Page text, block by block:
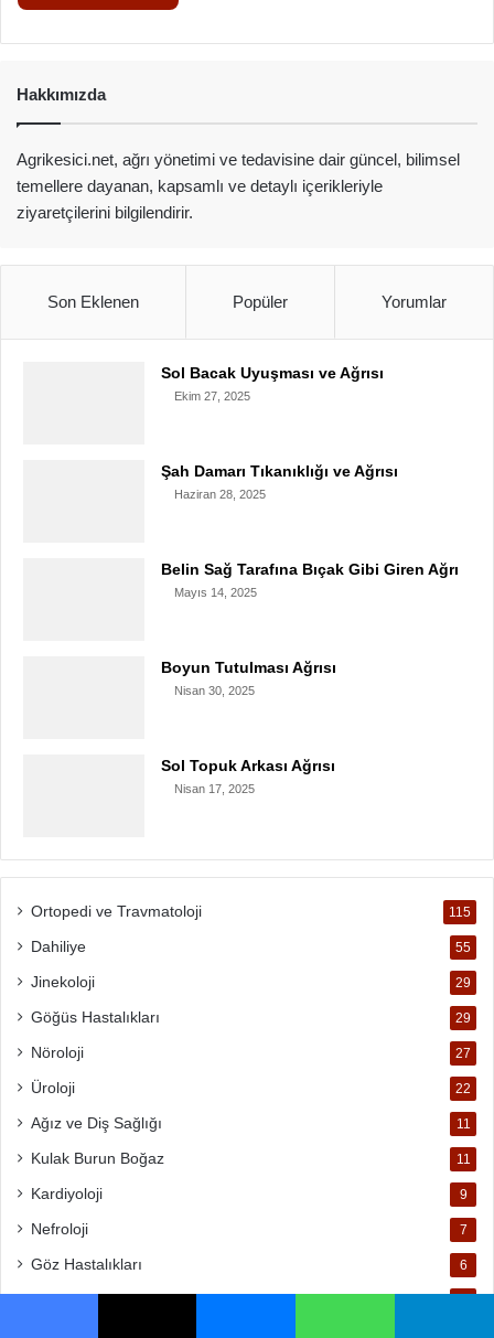
Hakkımızda
Agrikesici.net, ağrı yönetimi ve tedavisine dair güncel, bilimsel
temellere dayanan, kapsamlı ve detaylı içerikleriyle
ziyaretçilerini bilgilendirir.
Son Eklenen Popüler Yorumlar
Sol Bacak Uyuşması ve Ağrısı
Ekim 27, 2025
Şah Damarı Tıkanıklığı ve Ağrısı
Haziran 28, 2025
Belin Sağ Tarafına Bıçak Gibi Giren Ağrı
Mayıs 14, 2025
Boyun Tutulması Ağrısı
Nisan 30, 2025
Sol Topuk Arkası Ağrısı
Nisan 17, 2025
Ortopedi ve Travmatoloji 115
Dahiliye 55
Jinekoloji 29
Göğüs Hastalıkları 29
Nöroloji 27
Üroloji 22
Ağız ve Diş Sağlığı 11
Kulak Burun Boğaz 11
Kardiyoloji 9
Nefroloji 7
Göz Hastalıkları 6